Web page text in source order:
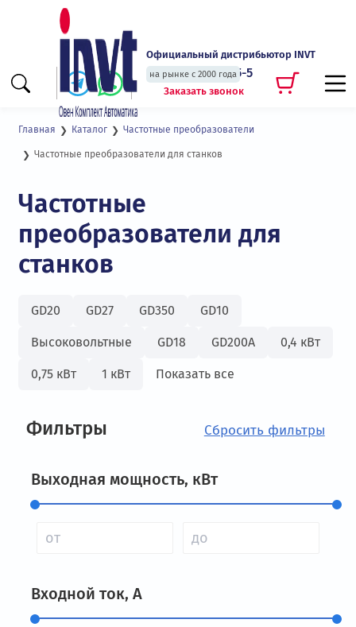
Официальный дистрибьютор INVT
на рынке с 2000 года
+7 (495) 135-135-5
Заказать звонок
Главная Каталог Частотные преобразователи
Частотные преобразователи для станков
Частотные
преобразователи для
станков
GD20 GD27 GD350 GD10
Высоковольтные GD18 GD200А 0,4 кВт
0,75 кВт 1 кВт Показать все
Фильтры
Выходная мощность, кВт
Входной ток, А